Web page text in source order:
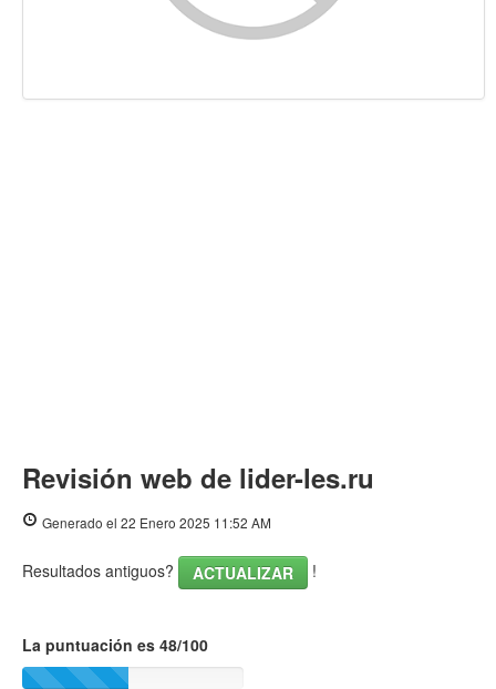
Revisión web de lider-les.ru
Generado el 22 Enero 2025 11:52 AM
Resultados antiguos? ACTUALIZAR !
La puntuación es 48/100